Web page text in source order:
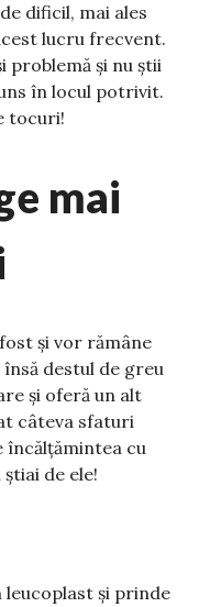
dificil, mai ales
lucru frecvent.
problemă și nu știi
în locul potrivit.
tocuri!
mai
și vor rămâne
însă destul de greu
și oferă un alt
câteva sfaturi
încălțămintea cu
de ele!
leucoplast și prinde